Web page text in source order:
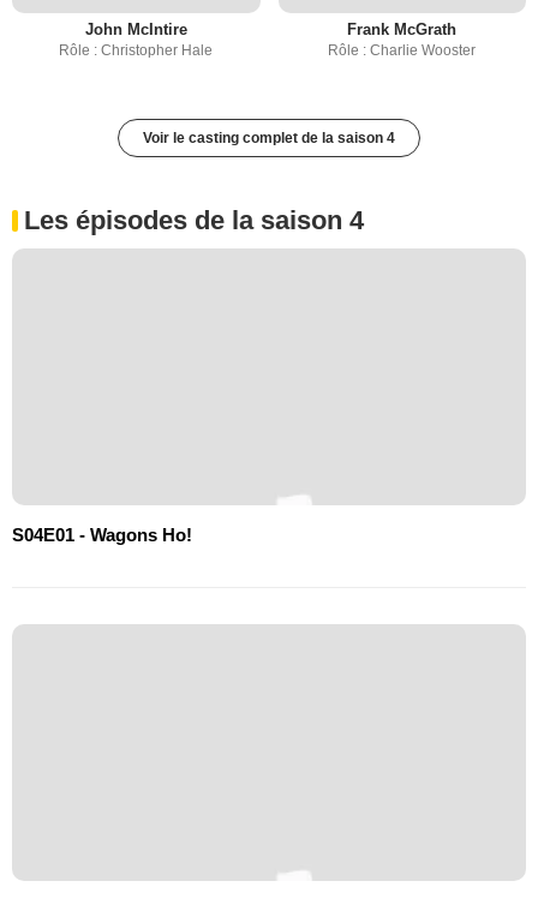
John McIntire
Rôle : Christopher Hale
Frank McGrath
Rôle : Charlie Wooster
Voir le casting complet de la saison 4
Les épisodes de la saison 4
S04E01 - Wagons Ho!